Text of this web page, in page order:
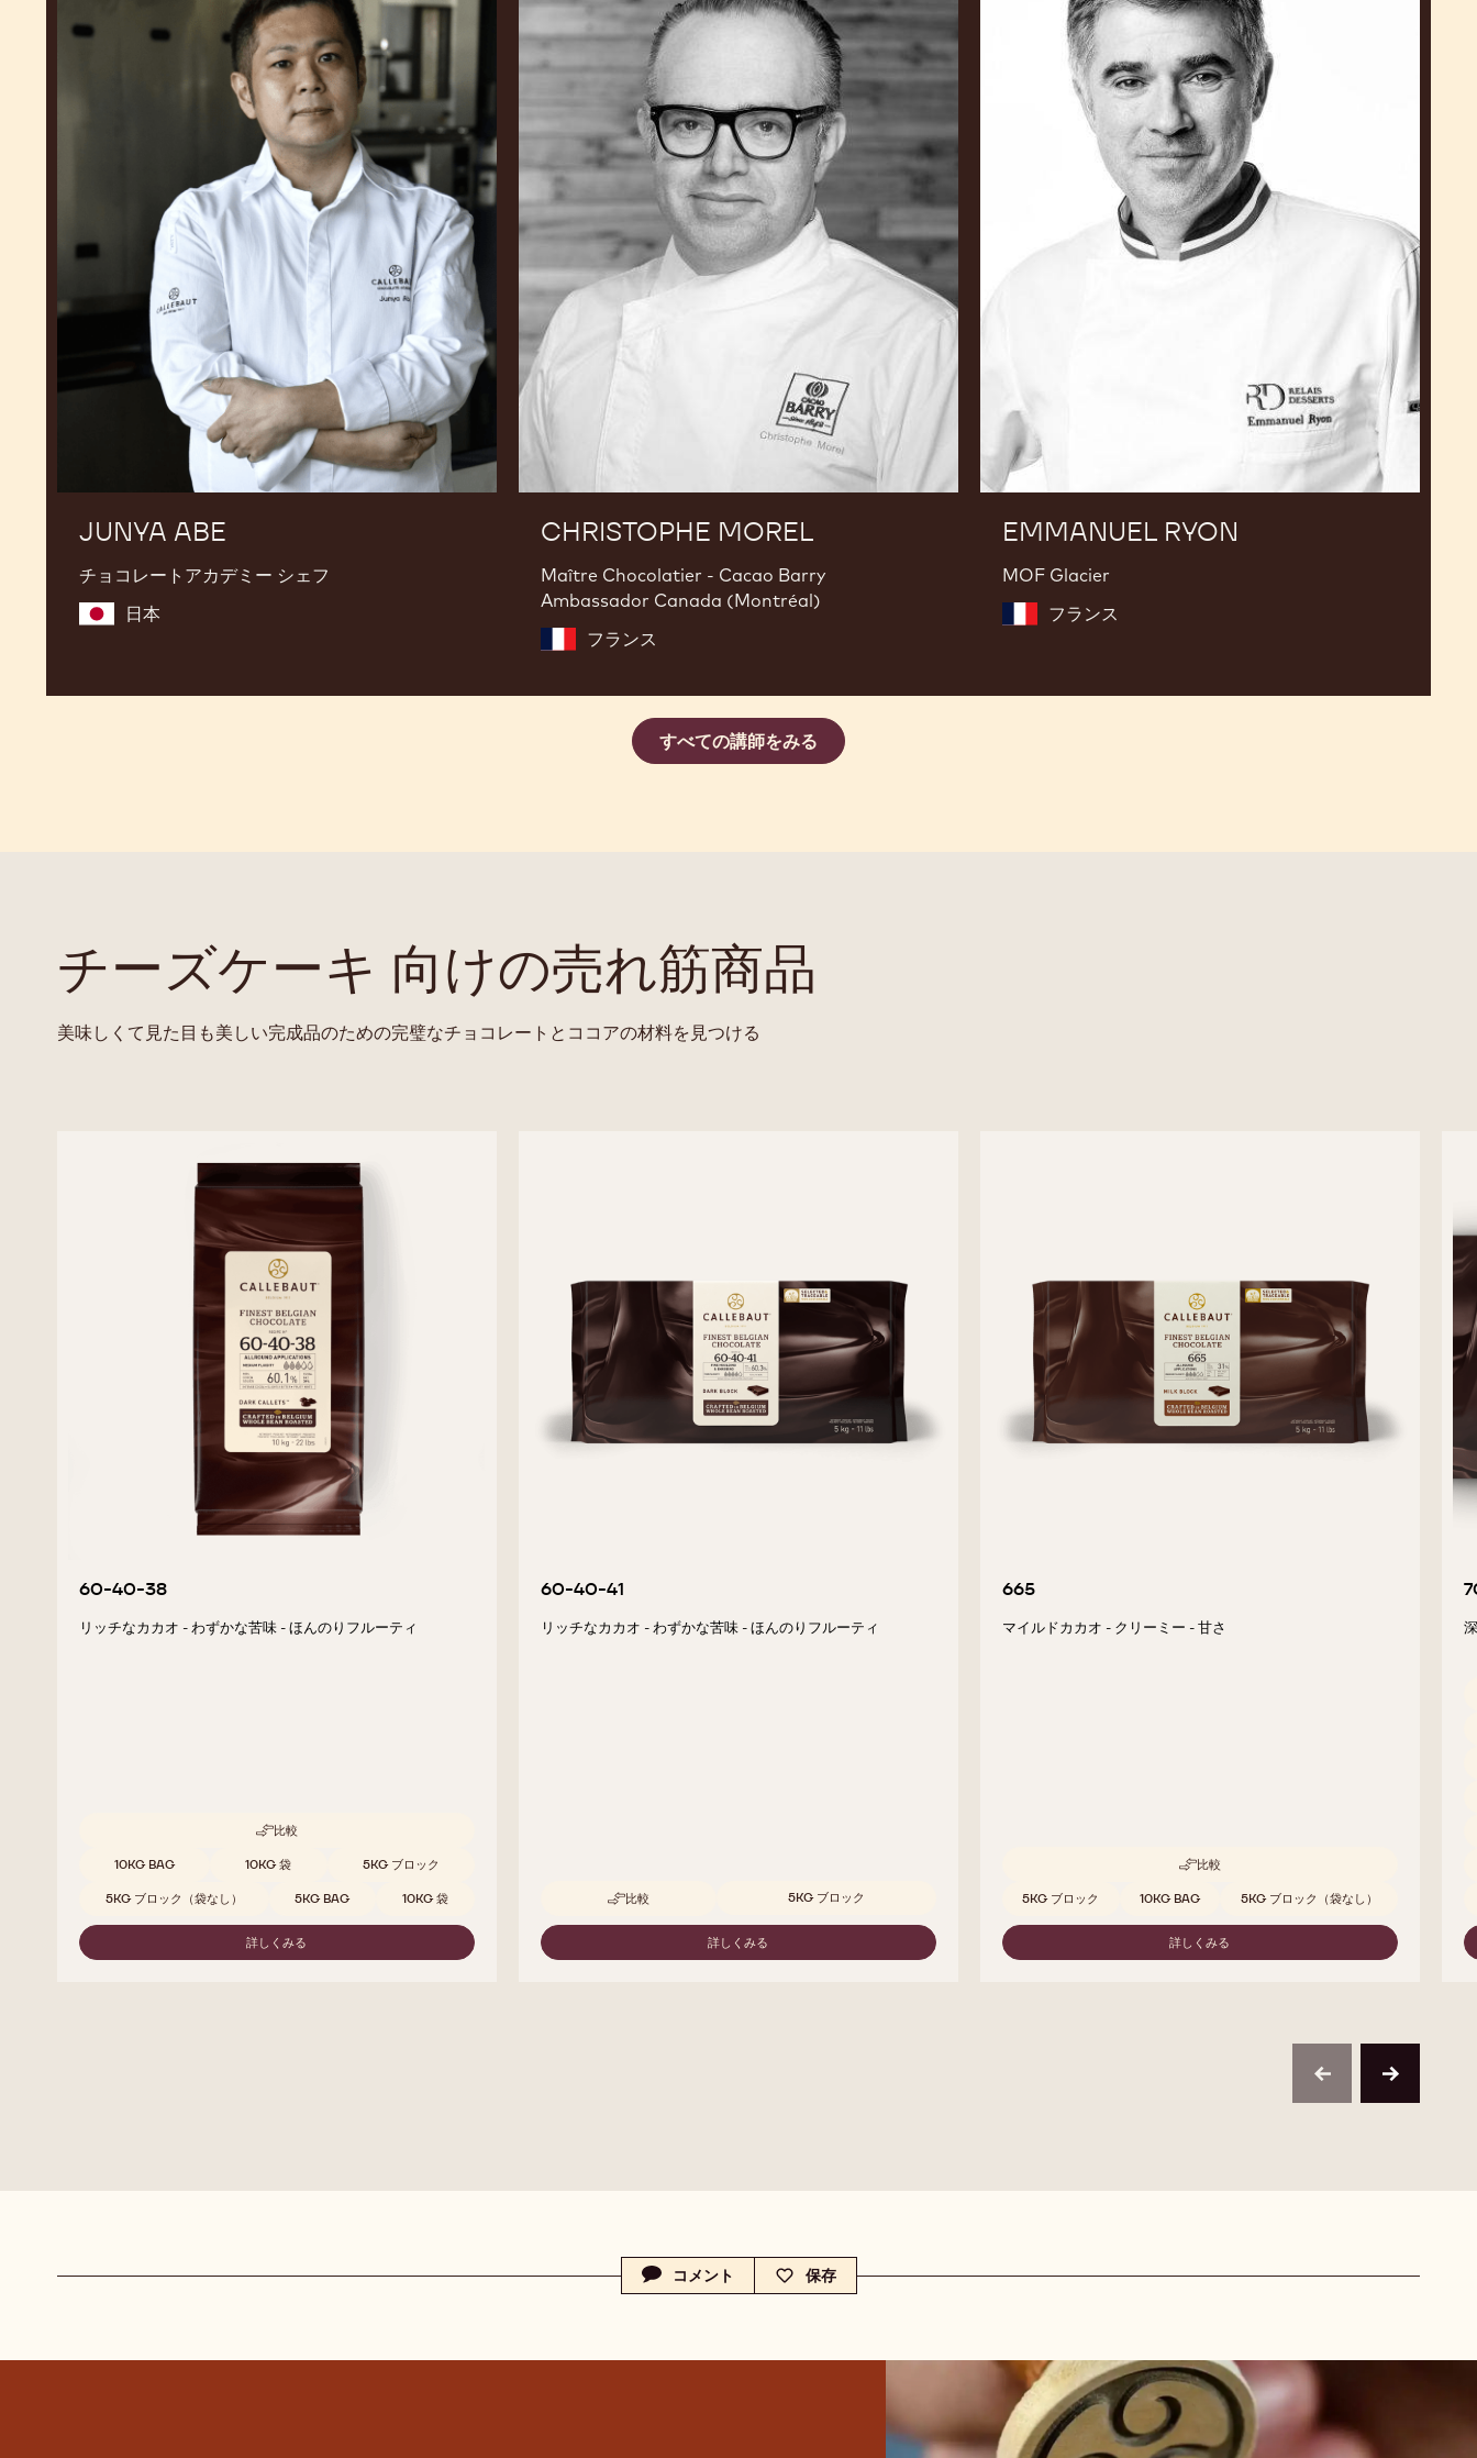
JUNYA ABE
チョコレートアカデミー シェフ
日本
CHRISTOPHE MOREL
Maître Chocolatier - Cacao Barry
Ambassador Canada (Montréal)
フランス
EMMANUEL RYON
MOF Glacier
フランス
すべての講師をみる
チーズケーキ 向けの売れ筋商品
美味しくて見た目も美しい完成品のための完璧なチョコレートとココアの材料を見つける
60-40-38
リッチなカカオ - わずかな苦味 - ほんのりフルーティ
比較
-
60-
40-
取扱サイズ
10KG BAG 10KG 袋 5KG ブロック
5KG ブロック（袋なし） 5KG BAG 10KG 袋
詳しくみる
-
60-40-41
リッチなカカオ - わずかな苦味 - ほんのりフルーティ
比較
-
60-
41
5KG ブロック
詳しくみる
-
665
マイルドカカオ - クリーミー - 甘さ
比較
-
取扱サイズ
5KG ブロック 10KG BAG 5KG ブロック（袋なし）
詳しくみる
-
previousnext
Actions コメント
-
.
保存
-
.